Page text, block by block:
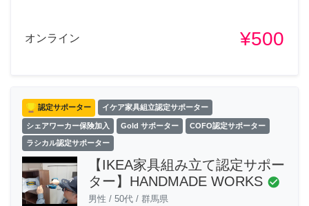
オンライン ¥500
認定サポーター イケア家具組立認定サポーター
シェアワーカー保険加入 Gold サポーター COFO認定サポーター
ラシカル認定サポーター
【IKEA家具組み立て認定サポー
ター】HANDMADE WORKS check_circle
男性 / 50代 / 群馬県